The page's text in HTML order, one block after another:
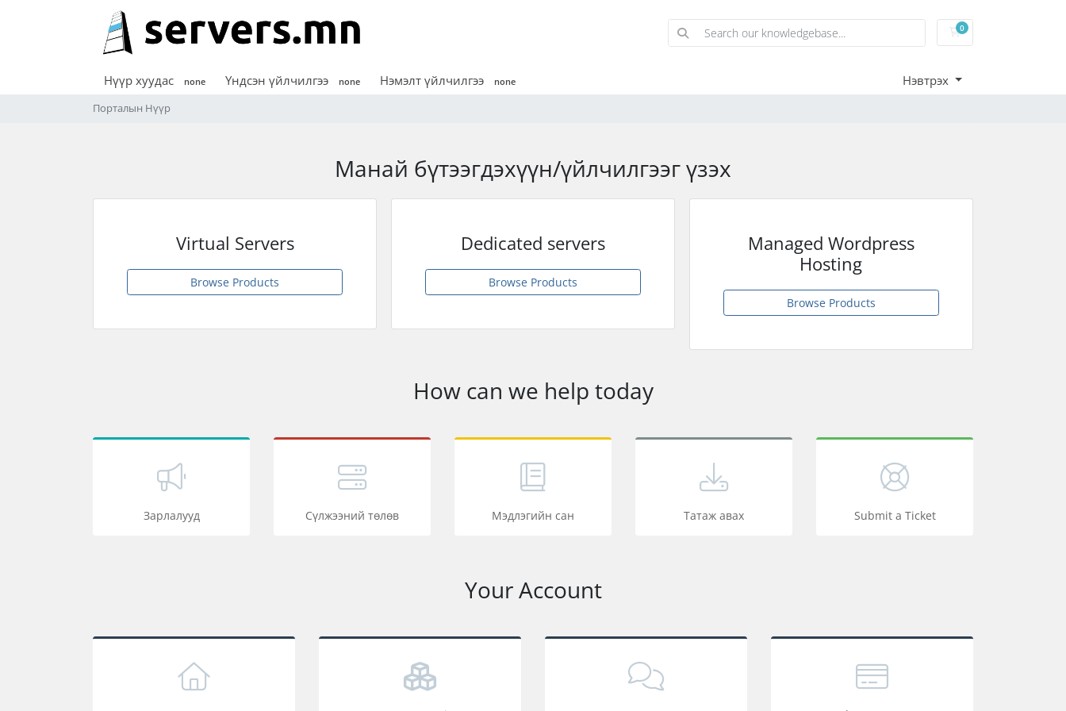
0Дэлгүүрийн сагс
Нүүр хуудас none Үндсэн үйлчилгээ none Нэмэлт үйлчилгээ none Нэвтрэх
Порталын Нүүр
Манай бүтээгдэхүүн/үйлчилгээг үзэх
Virtual Servers
Browse Products
Dedicated servers
Browse Products
Managed Wordpress
Hosting
Browse Products
How can we help today
Зарлалууд Сүлжээний төлөв Мэдлэгийн сан Татаж авах Submit a Ticket
Your Account